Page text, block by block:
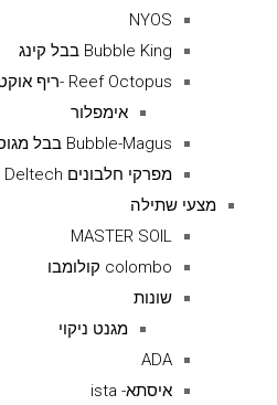
NYOS
Bubble King בבל קינג
Reef Octopus -ריף אוקטופוס
אימפלור
Bubble-Magus בבל מגוס
מפרקי חלבונים Deltech
מצעי שתילה
MASTER SOIL
colombo קולומבו
שונות
מגנט ניקוי
ADA
איסתא- ista